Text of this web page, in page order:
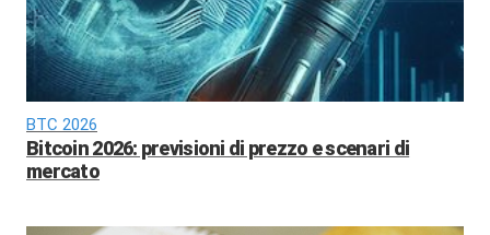
BTC 2026
Bitcoin 2026: previsioni di prezzo e scenari di
mercato